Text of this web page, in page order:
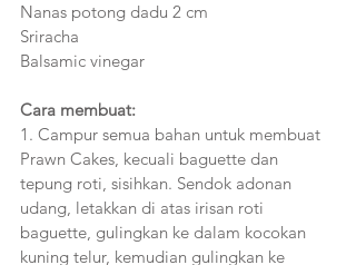
Nanas potong dadu 2 cm
Sriracha
Balsamic vinegar
Cara membuat:
1. Campur semua bahan untuk membuat
Prawn Cakes, kecuali baguette dan
tepung roti, sisihkan. Sendok adonan
udang, letakkan di atas irisan roti
baguette, gulingkan ke dalam kocokan
kuning telur, kemudian gulingkan ke